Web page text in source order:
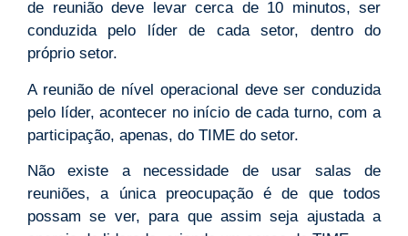
de reunião deve levar cerca de 10 minutos, ser
conduzida pelo líder de cada setor, dentro do
próprio setor.
A reunião de nível operacional deve ser conduzida
pelo líder, acontecer no início de cada turno, com a
participação, apenas, do TIME do setor.
Não existe a necessidade de usar salas de
reuniões, a única preocupação é de que todos
possam se ver, para que assim seja ajustada a